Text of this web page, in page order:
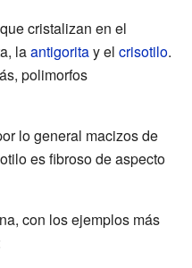
cristalizan en el
, laantigoritay el crisotilo.
polimorfos
lo general macizos de
es fibroso de aspecto
con los ejemplos más